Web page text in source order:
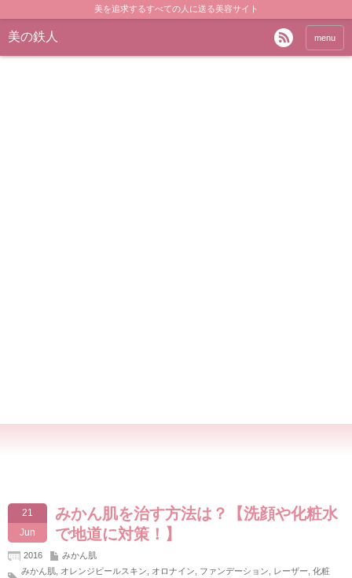
美を追求するすべての人に送る美容サイト
美の鉄人 menu
21
Jun
みかん肌を治す方法は？【洗顔や化粧水
で地道に対策！】
2016
みかん肌
みかん肌 オレンジピールスキン オロナイン ファンデーション レーザー 化粧